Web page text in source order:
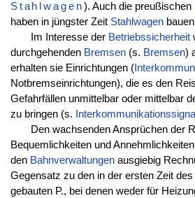
Stahlwagen). Auch die preußischen
haben in jüngster Zeit Stahlwagen
Im Interesse der Betriebssicherheit
durchgehenden Bremsen(s. Bremsen)
erhalten sie Einrichtungen (
Notbremseinrichtungen), die es den
Gefahrfällen unmittelbar oder mittelbar
zu bringen (s.
Den wachsenden Ansprüchen der
Bequemlichkeiten und
den Bahnverwaltungenausgiebig
Gegensatz zu den in der ersten Zeit
gebauten P., bei denen weder für